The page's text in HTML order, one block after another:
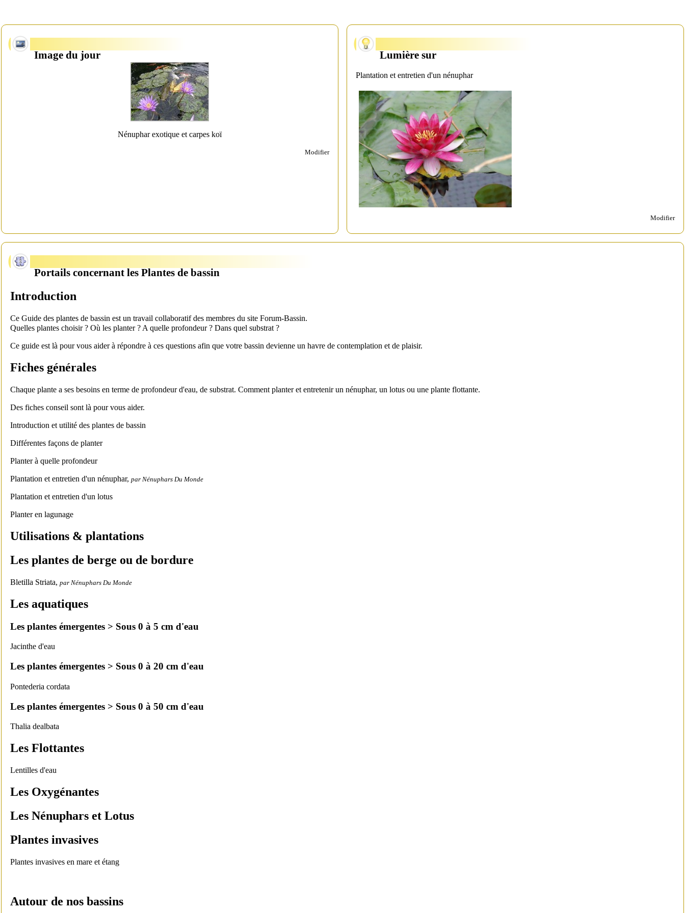
Image du jour
Nénuphar exotique et carpes koï
Modifier
Lumière sur
Plantation et entretien d'un nénuphar
Modifier
Portails concernant les Plantes de bassin
Introduction
Ce Guide des plantes de bassin est un travail collaboratif des membres du site Forum-Bassin.
Quelles plantes choisir ? Où les planter ? A quelle profondeur ? Dans quel substrat ?
Ce guide est là pour vous aider à répondre à ces questions afin que votre bassin devienne un havre de contemplation et de plaisir.
Fiches générales
Chaque plante a ses besoins en terme de profondeur d'eau, de substrat. Comment planter et entretenir un nénuphar, un lotus ou une plante flottante.
Des fiches conseil sont là pour vous aider.
Introduction et utilité des plantes de bassin
Différentes façons de planter
Planter à quelle profondeur
Plantation et entretien d'un nénuphar, par Nénuphars Du Monde
Plantation et entretien d'un lotus
Planter en lagunage
Utilisations & plantations
Les plantes de berge ou de bordure
Bletilla Striata, par Nénuphars Du Monde
Les aquatiques
Les plantes émergentes > Sous 0 à 5 cm d'eau
Jacinthe d'eau
Les plantes émergentes > Sous 0 à 20 cm d'eau
Pontederia cordata
Les plantes émergentes > Sous 0 à 50 cm d'eau
Thalia dealbata
Les Flottantes
Lentilles d'eau
Les Oxygénantes
Les Nénuphars et Lotus
Plantes invasives
Plantes invasives en mare et étang
Autour de nos bassins